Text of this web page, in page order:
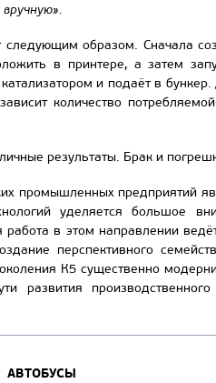
следующим образом. Сначала
в принтере, а затем
и подаёт в
количество
результаты. Брак и
промышленных предприятий
уделяется большое
работа в этом направлении
перспективного
К5 существенно
развития
АВТОБУСЫ